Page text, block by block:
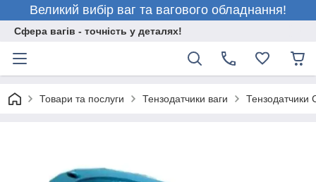
Великий вибір ваг та вагового обладнання!
Сфера вагів - точність у деталях!
Товари та послуги Тензодатчики ваги Тензодатчики